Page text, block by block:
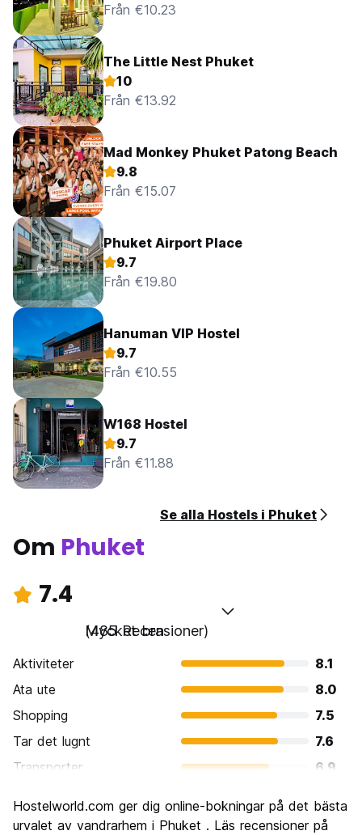
Från €10.23
The Little Nest Phuket
10
Från €13.92
Mad Monkey Phuket Patong Beach
9.8
Från €15.07
Phuket Airport Place
9.7
Från €19.80
Hanuman VIP Hostel
9.7
Från €10.55
W168 Hostel
9.7
Från €11.88
Se alla Hostels i Phuket
Om Phuket
7.4
Mycket bra
(485 Recensioner)
Aktiviteter
8.1
Ata ute
8.0
Shopping
7.5
Tar det lugnt
7.6
Transporter
6.9
Kultur
6.3
Hostelworld.com ger dig online-bokningar på det bästa
urvalet av vandrarhem i Phuket . Läs recensioner på